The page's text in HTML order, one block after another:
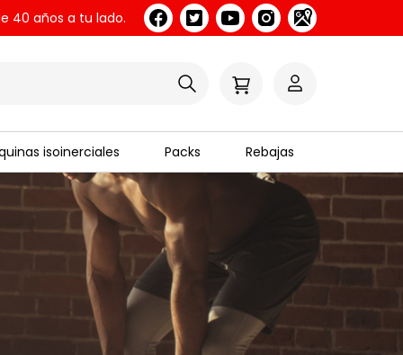
40 años a tu lado.
isoinerciales Packs Rebajas